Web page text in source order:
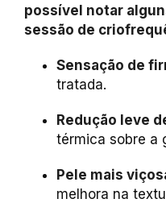
possível notar
sessão de
Sensação de
tratada.
Redução leve
térmica sobre a
Pele mais
melhora na